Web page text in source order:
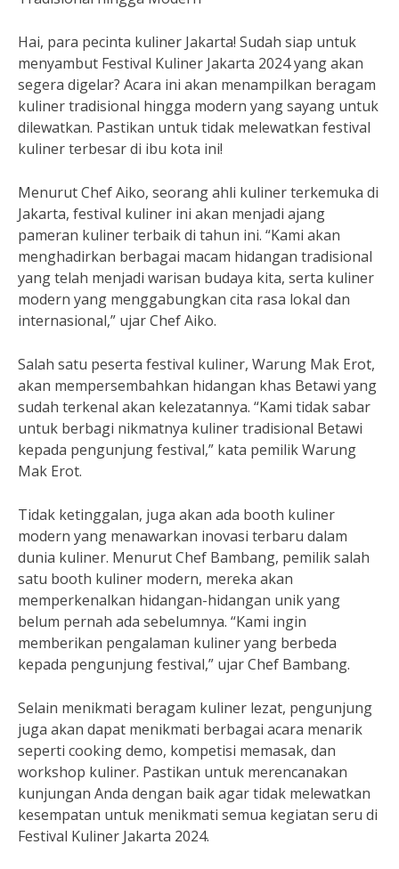
Hai, para pecinta kuliner Jakarta! Sudah siap untuk
menyambut Festival Kuliner Jakarta 2024 yang akan
segera digelar? Acara ini akan menampilkan beragam
kuliner tradisional hingga modern yang sayang untuk
dilewatkan. Pastikan untuk tidak melewatkan festival
kuliner terbesar di ibu kota ini!
Menurut Chef Aiko, seorang ahli kuliner terkemuka di
Jakarta, festival kuliner ini akan menjadi ajang
pameran kuliner terbaik di tahun ini. “Kami akan
menghadirkan berbagai macam hidangan tradisional
yang telah menjadi warisan budaya kita, serta kuliner
modern yang menggabungkan cita rasa lokal dan
internasional,” ujar Chef Aiko.
Salah satu peserta festival kuliner, Warung Mak Erot,
akan mempersembahkan hidangan khas Betawi yang
sudah terkenal akan kelezatannya. “Kami tidak sabar
untuk berbagi nikmatnya kuliner tradisional Betawi
kepada pengunjung festival,” kata pemilik Warung
Mak Erot.
Tidak ketinggalan, juga akan ada booth kuliner
modern yang menawarkan inovasi terbaru dalam
dunia kuliner. Menurut Chef Bambang, pemilik salah
satu booth kuliner modern, mereka akan
memperkenalkan hidangan-hidangan unik yang
belum pernah ada sebelumnya. “Kami ingin
memberikan pengalaman kuliner yang berbeda
kepada pengunjung festival,” ujar Chef Bambang.
Selain menikmati beragam kuliner lezat, pengunjung
juga akan dapat menikmati berbagai acara menarik
seperti cooking demo, kompetisi memasak, dan
workshop kuliner. Pastikan untuk merencanakan
kunjungan Anda dengan baik agar tidak melewatkan
kesempatan untuk menikmati semua kegiatan seru di
Festival Kuliner Jakarta 2024.